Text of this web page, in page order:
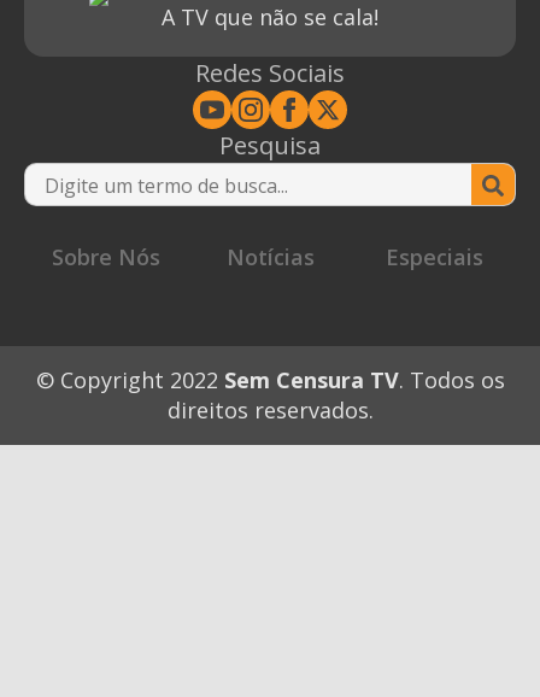
A TV que não se cala!
Redes Sociais
Pesquisa
Sobre Nós
Notícias Especiais
© Copyright 2022 Sem Censura TV. Todos os
direitos reservados.